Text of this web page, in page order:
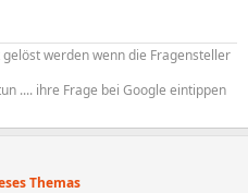
werden wenn die Fragensteller
.... ihre Frage bei Google eintippen
Themas